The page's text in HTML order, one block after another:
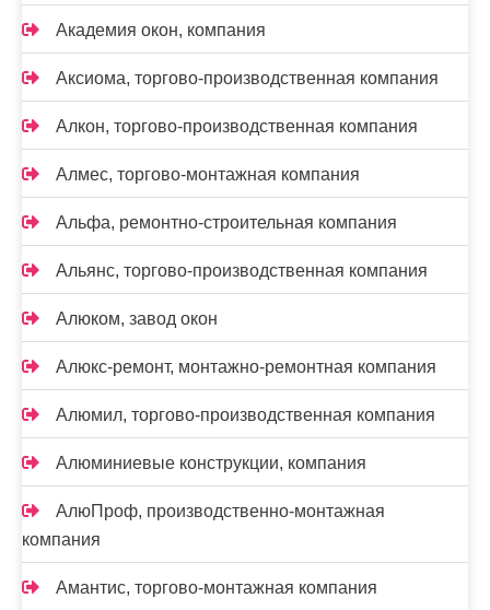
Академия окон, компания
Аксиома, торгово-производственная компания
Алкон, торгово-производственная компания
Алмес, торгово-монтажная компания
Альфа, ремонтно-строительная компания
Альянс, торгово-производственная компания
Алюком, завод окон
Алюкс-ремонт, монтажно-ремонтная компания
Алюмил, торгово-производственная компания
Алюминиевые конструкции, компания
АлюПроф, производственно-монтажная
компания
Амантис, торгово-монтажная компания